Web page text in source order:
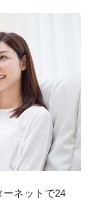
ネットで24